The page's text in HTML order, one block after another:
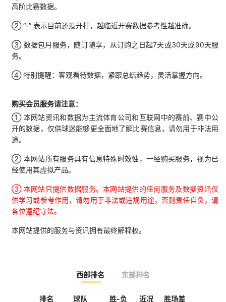
高阶比赛数据。
② “-” 表示目前还没开打，越临近开赛数据参考性越准确。
③ 数据包月服务，随订随享，从订购之日起7天或30天或90天服
务。
④ 特别提醒：客观看待数据，紧跟总结趋势，灵活掌握方向。
购买会员服务请注意：
① 本网站资讯和数据为主流体育公司和互联网中的赛前、赛中公
开的数据，仅供球迷能够更全面地了解比赛信息，请勿用于非法用
途。
② 本网站所有服务具有信息特殊时效性，一经购买服务，视为已
经使用其虚拟产品。
③ 本网站只提供数据服务。本网站提供的任何服务及数据资讯仅
供学习或参考作用，请勿用于非法或违规用途，否则责任自负，请
各位遵纪守法。
本网站提供的服务与资讯拥有最终解释权。
西部排名 东部排名
排名 球队 胜-负 近况
胜场差